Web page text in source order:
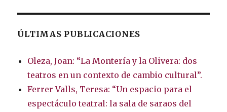
ÚLTIMAS PUBLICACIONES
Oleza, Joan: “La Montería y la Olivera: dos
teatros en un contexto de cambio cultural”.
Ferrer Valls, Teresa: “Un espacio para el
espectáculo teatral: la sala de saraos del